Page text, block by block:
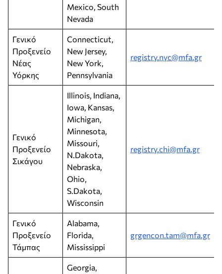
Mexico, South
Nevada
Γενικό
Προξενείο
Νέας
Υόρκης
Connecticut,
New Jersey,
New York,
Pennsylvania
registry.nyc@mfa.gr
Γενικό
Προξενείο
Σικάγου
Illinois, Indiana,
Iowa, Kansas,
Michigan,
Minnesota,
Missouri,
N.Dakota,
Nebraska,
Ohio,
S.Dakota,
Wisconsin
registry.chi@mfa.gr
Γενικό
Προξενείο
Τάμπας
Alabama,
Florida,
Mississippi
grgencon.tam@mfa.gr
Georgia,